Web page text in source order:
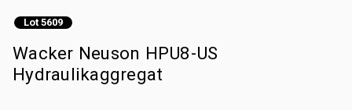
Lot 5609
Wacker Neuson HPU8-US
Hydraulikaggregat